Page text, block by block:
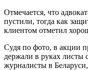
Отмечается, что
пустили, тогда как
клиентом отметил
Судя по фото, в акции
держали в руках листы
журналисты в